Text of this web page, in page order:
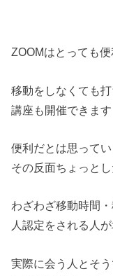
ZOOMはとっても
移動をしなくても
講座も開催できます
便利だとは思って
その反面ちょっと
わざわざ移動時間
人認定をされる人
実際に会う人とそ